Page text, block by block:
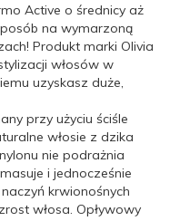
Active o średnicy aż
na wymarzoną
Produkt marki Olivia
włosów w
uzyskasz duże,
przy użyciu ściśle
włosie z dzika
nie podrażnia
i jednocześnie
krwionośnych
włosa. Opływowy